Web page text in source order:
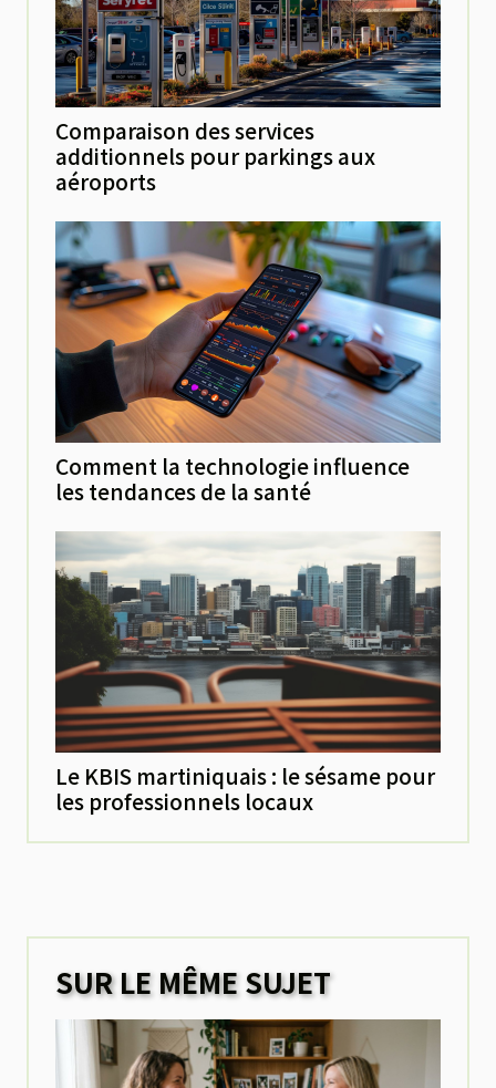
Comparaison des services
additionnels pour parkings aux
aéroports
Comment la technologie influence
les tendances de la santé
Le KBIS martiniquais : le sésame pour
les professionnels locaux
SUR LE MÊME SUJET